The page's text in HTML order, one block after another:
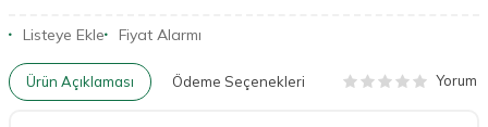
Listeye Ekle Fiyat Alarmı
Ürün Açıklaması Ödeme Seçenekleri Yorum